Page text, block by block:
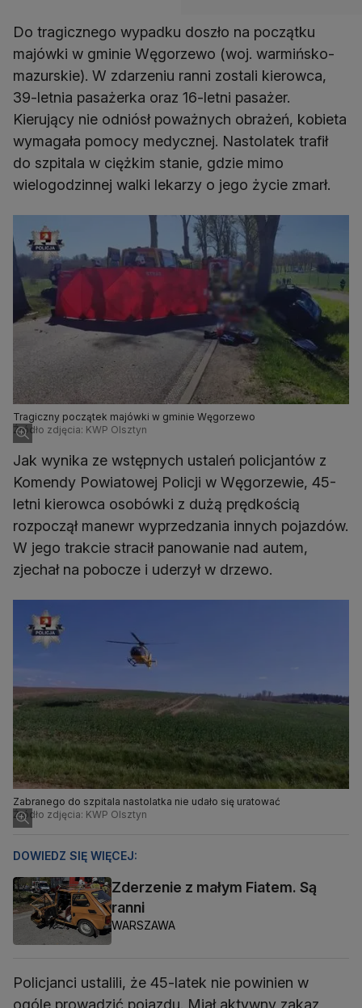
Do tragicznego wypadku doszło na początku
majówki w gminie Węgorzewo (woj. warmińsko-
mazurskie). W zdarzeniu ranni zostali kierowca,
39-letnia pasażerka oraz 16-letni pasażer.
Kierujący nie odniósł poważnych obrażeń, kobieta
wymagała pomocy medycznej. Nastolatek trafił
do szpitala w ciężkim stanie, gdzie mimo
wielogodzinnej walki lekarzy o jego życie zmarł.
Tragiczny początek majówki w gminie Węgorzewo
Źródło zdjęcia: KWP Olsztyn
Jak wynika ze wstępnych ustaleń policjantów z
Komendy Powiatowej Policji w Węgorzewie, 45-
letni kierowca osobówki z dużą prędkością
rozpoczął manewr wyprzedzania innych pojazdów.
W jego trakcie stracił panowanie nad autem,
zjechał na pobocze i uderzył w drzewo.
Zabranego do szpitala nastolatka nie udało się uratować
Źródło zdjęcia: KWP Olsztyn
DOWIEDZ SIĘ WIĘCEJ:
Zderzenie z małym Fiatem. Są
ranni
WARSZAWA
Policjanci ustalili, że 45-latek nie powinien w